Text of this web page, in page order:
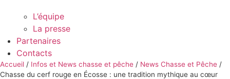
L’équipe
La presse
Partenaires
Contacts
Accueil / Infos et News chasse et pêche / News Chasse et Pêche /
Chasse du cerf rouge en Écosse : une tradition mythique au cœur